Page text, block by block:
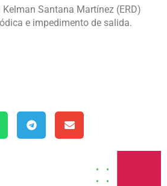
Santana Martínez (ERD)
e impedimento de salida.